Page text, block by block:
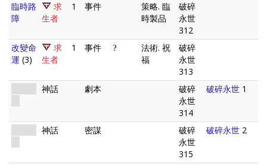
臨時路
障
求
生者
1 事件
策略. 臨
時製品
破碎
永世
312
改變命
運 (3)
求
生者
1 事件
法術. 祝
福
破碎
永世
313
神話 劇本
破碎
永世
314
破碎永世 1
神話 密謀
破碎
永世
315
破碎永世 2